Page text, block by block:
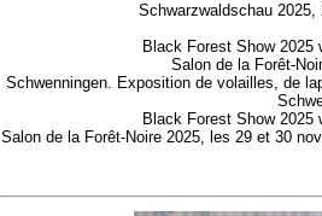
Schwarzwaldschau
Black Forest Show 2025
Salon de la Forêt-
Schwenningen. Exposition de volailles, de
Black Forest Show 2025
Salon de la Forêt-Noire 2025, les 29 et 30